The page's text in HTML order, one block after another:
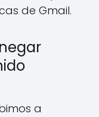
de Gmail.
a